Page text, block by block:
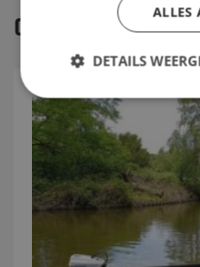
GERELATEERDEALLES
DETAILS